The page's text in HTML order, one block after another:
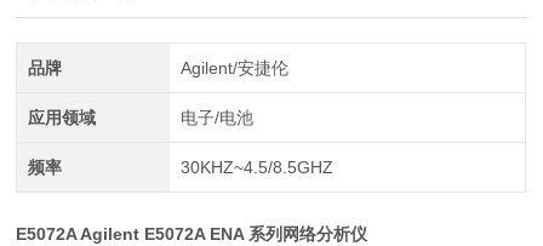
品牌 Agilent/安捷伦
应用领域 电子/电池
频率 30KHZ~4.5/8.5GHZ
E5072A Agilent E5072A ENA 系列网络分析仪